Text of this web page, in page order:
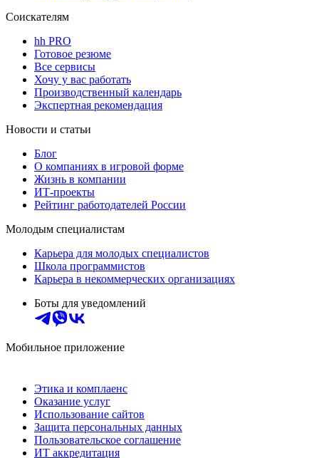
Соискателям
hh PRO
Готовое резюме
Все сервисы
Хочу у вас работать
Производственный календарь
Экспертная рекомендация
Новости и статьи
Блог
О компаниях в игровой форме
Жизнь в компании
ИТ-проекты
Рейтинг работодателей России
Молодым специалистам
Карьера для молодых специалистов
Школа программистов
Карьера в некоммерческих организациях
Боты для уведомлений
Мобильное приложение
Этика и комплаенс
Оказание услуг
Использование сайтов
Защита персональных данных
Пользовательское соглашение
ИТ аккредитация